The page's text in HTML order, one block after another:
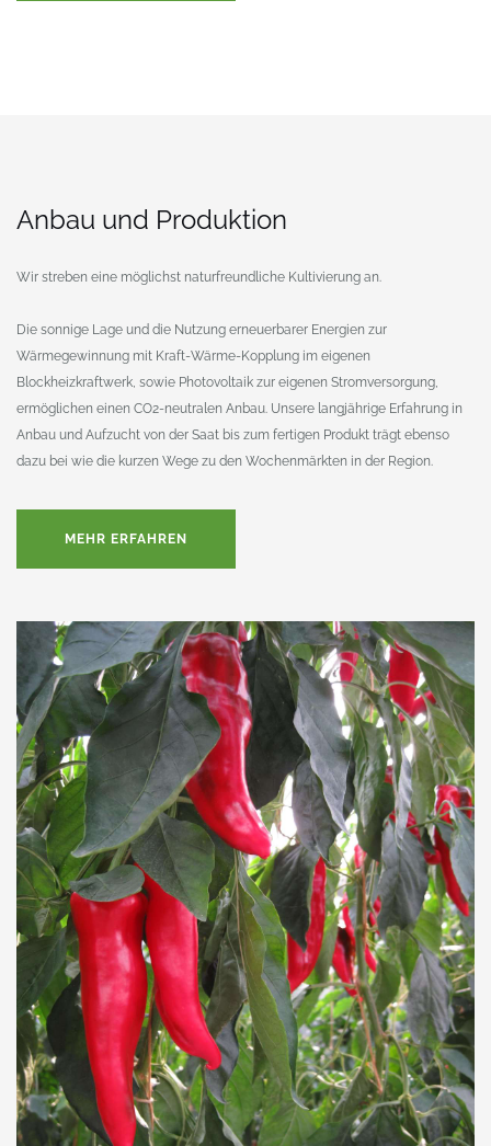
Anbau und Produktion
Wir streben eine möglichst naturfreundliche Kultivierung an.
Die sonnige Lage und die Nutzung erneuerbarer Energien zur
Wärmegewinnung mit Kraft-Wärme-Kopplung im eigenen
Blockheizkraftwerk, sowie Photovoltaik zur eigenen Stromversorgung,
ermöglichen einen CO2-neutralen Anbau. Unsere langjährige Erfahrung in
Anbau und Aufzucht von der Saat bis zum fertigen Produkt trägt ebenso
dazu bei wie die kurzen Wege zu den Wochenmärkten in der Region.
MEHR ERFAHREN